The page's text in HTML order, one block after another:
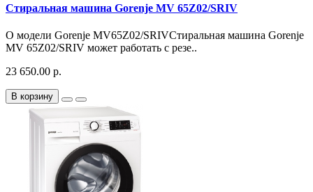
Cтиральная машина Gorenje MV 65Z02/SRIV
О модели Gorenje MV65Z02/SRIVCтиральная машина Gorenje
MV 65Z02/SRIV может работать с резе..
23 650.00 р.
В корзину